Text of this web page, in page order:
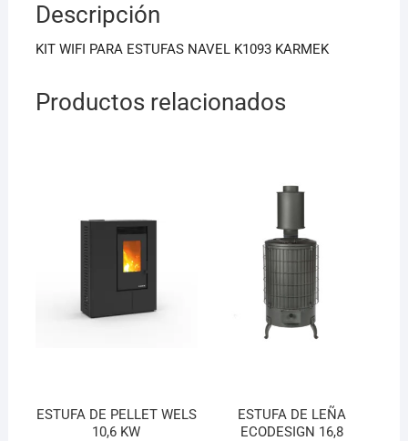
o
o
p
p
Descripción
KIT WIFI PARA ESTUFAS NAVEL K1093 KARMEK
Productos relacionados
ESTUFA DE PELLET WELS
10,6 KW
ESTUFA DE LEÑA
ECODESIGN 16,8